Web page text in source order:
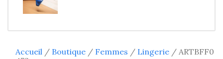
Accueil / Boutique / Femmes / Lingerie / ARTBFF0